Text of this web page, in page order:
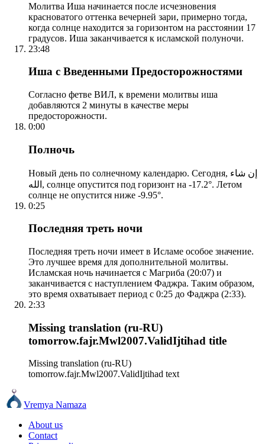
Молитва Иша начинается после исчезновения
красноватого оттенка вечерней зари, примерно тогда,
когда солнце находится за горизонтом на расстоянии 17
градусов. Иша заканчивается к исламской полуночи.
23:48
Иша с Введенными Предосторожностями
Согласно фетве ВИЛ, к времени молитвы иша
добавляются 2 минуты в качестве меры
предосторожности.
0:00
Полночь
Новый день по солнечному календарю. Сегодня, إن شاء
الله, солнце опустится под горизонт на -17.2°. Летом
солнце не опустится ниже -9.95°.
0:25
Последняя треть ночи
Последняя треть ночи имеет в Исламе особое значение.
Это лучшее время для дополнительной молитвы.
Исламская ночь начинается с Магриба (20:07) и
заканчивается с наступлением Фаджра. Таким образом,
это время охватывает период с 0:25 до Фаджра (2:33).
2:33
Missing translation (ru-RU)
tomorrow.fajr.Mwl2007.ValidIjtihad title
Missing translation (ru-RU)
tomorrow.fajr.Mwl2007.ValidIjtihad text
Vremya Namaza
About us
Contact